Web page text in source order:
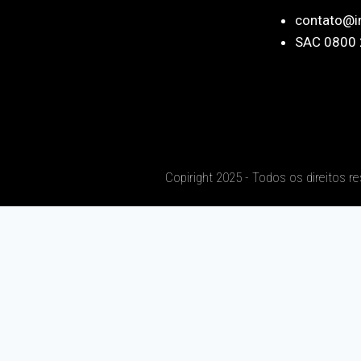
SAC
Copiright 2025 - Todos os direitos